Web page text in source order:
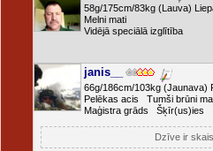
58g/175cm/83kg (Lauva)
Melni mati
Vidējā speciālā izglītība
janis__
66g/186cm/103kg (Jaunava)
Pelēkas acis Tumši brūni
Maģistra grāds Šķīr(us)ies
Dzīve ir